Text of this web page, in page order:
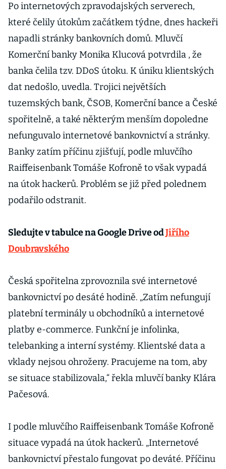
Po internetových zpravodajských serverech,
které čelily útokům začátkem týdne, dnes hackeři
napadli stránky bankovních domů. Mluvčí
Komerční banky Monika Klucová potvrdila , že
banka čelila tzv. DDoS útoku. K úniku klientských
dat nedošlo, uvedla. Trojici největších
tuzemských bank, ČSOB, Komerční bance a České
spořitelně, a také některým menším dopoledne
nefunguvalo internetové bankovnictví a stránky.
Banky zatím příčinu zjišťují, podle mluvčího
Raiffeisenbank Tomáše Kofroně to však vypadá
na útok hackerů. Problém se již před polednem
podařilo odstranit.
Sledujte v tabulce na Google Drive odJiřího
Doubravského
Česká spořitelna zprovoznila své internetové
bankovnictví po desáté hodině. „Zatím nefungují
platební terminály u obchodníků a internetové
platby e-commerce. Funkční je infolinka,
telebanking a interní systémy. Klientské data a
vklady nejsou ohroženy. Pracujeme na tom, aby
se situace stabilizovala,“ řekla mluvčí banky Klára
Pačesová.
I podle mluvčího Raiffeisenbank Tomáše Kofroně
situace vypadá na útok hackerů. „Internetové
bankovnictví přestalo fungovat po deváté. Příčinu